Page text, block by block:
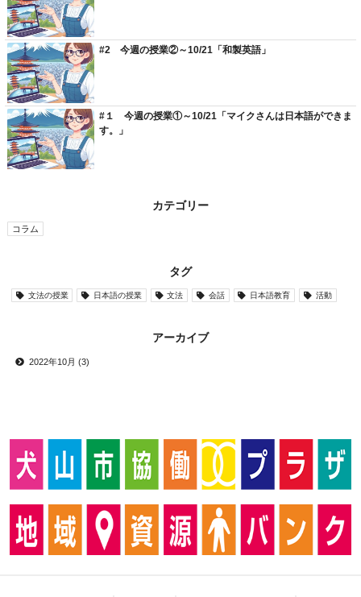
#2 今週の授業②～10/21「和製英語」
#１ 今週の授業①～10/21「マイクさんは日本語ができま
す。」
カテゴリー
コラム
タグ
文法の授業 日本語の授業 文法 会話 日本語教育 活動
アーカイブ
2022年10月 (3)